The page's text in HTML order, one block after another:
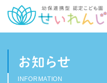
お知らせ
INFORMATION